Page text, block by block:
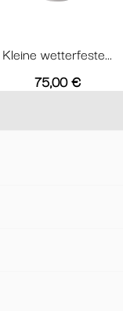
Kleine wetterfeste...
Preis
75,00 €